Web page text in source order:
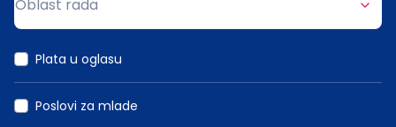
Oblast rada
Plata u oglasu
Poslovi za mlade